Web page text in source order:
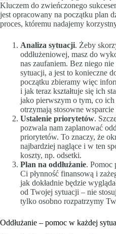
Kluczem do zwieńczonego
jest opracowany na początku plan
proces, któremu nadajemy
Analiza sytuacji. Żeby
oddłużeniowej, masz do
nas zaufaniem. Bez niego
sytuacji, a jest to konieczne
początku zbieramy więc
i jak teraz kształtuje się ich
jako pierwszym o tym, co ich
otrzymają stosowne
Ustalenie priorytetów.
pozwala nam zaplanować
priorytetów. To znaczy, że
najbardziej naglące i w ten
koszty, np. odsetki.
Plan na oddłużanie. Pomoc
Ci płynność finansową i
jak dokładnie będzie
od Twojej sytuacji – nie
tylko osobno rozpatrzymy
Oddłużanie – pomoc w każdej